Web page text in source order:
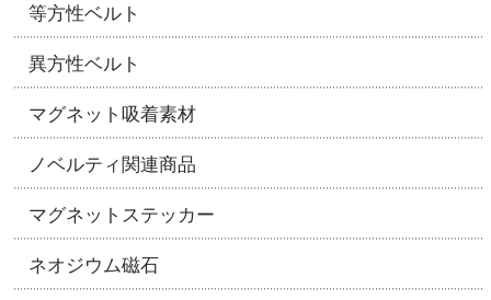
等方性ベルト
異方性ベルト
マグネット吸着素材
ノベルティ関連商品
マグネットステッカー
ネオジウム磁石